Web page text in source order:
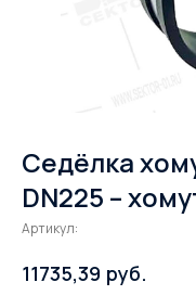
Седёлка
DN225 –
Артикул:
11735,39 руб.